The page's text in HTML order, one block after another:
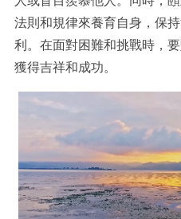
法則和規律來養育自身，保
利。在面對困難和挑戰時，
獲得吉祥和成功。